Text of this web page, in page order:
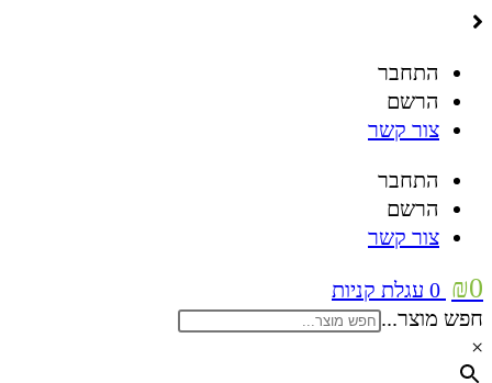
התחבר
הרשם
צור קשר
התחבר
הרשם
צור קשר
₪0
0 עגלת קניות
חפש מוצר...
×